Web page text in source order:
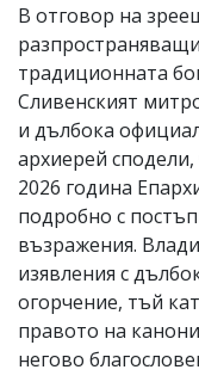
В отговор на
традиционната
Сливенският
и дълбока
архиерей
2026 година
подробно с
възражения.
изявления с
огорчение, тъй
правото на
негово